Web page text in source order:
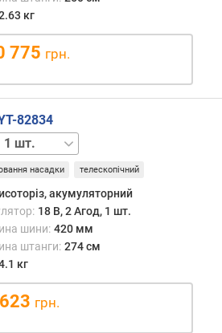
кг
775 грн.
82834
насадки телескопічний
акумуляторний
18 В, 2 Агод, 1 шт.
шини: 420 мм
штанги: 274 см
кг
грн.